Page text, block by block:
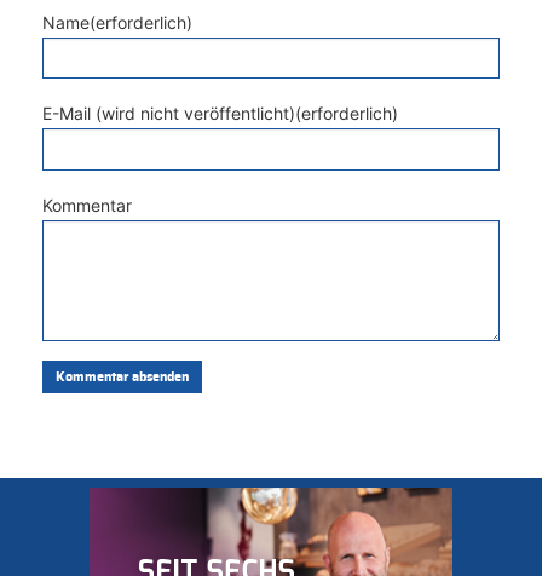
Name(erforderlich)
E-Mail (wird nicht veröffentlicht)(erforderlich)
Kommentar